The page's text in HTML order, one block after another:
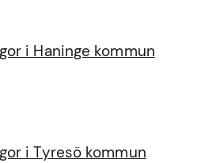
i Haninge kommun
i Tyresö kommun